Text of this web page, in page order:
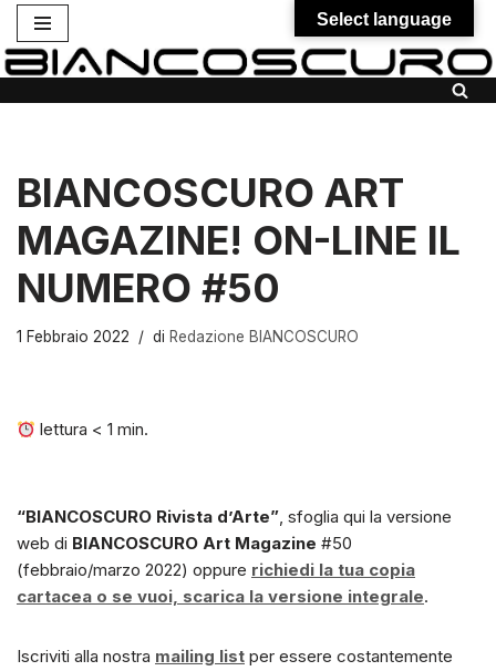
Vai
BIANCOSCURO ART
MAGAZINE! ON-LINE IL
NUMERO #50
1 Febbraio 2022 di Redazione BIANCOSCURO
lettura < 1 min.
“BIANCOSCURO Rivista d’Arte”, sfoglia qui la versione
web di BIANCOSCURO Art Magazine #50
(febbraio/marzo 2022) oppure richiedi la tua copia
cartacea o se vuoi, scarica la versione integrale.
Iscriviti alla nostra mailing list per essere costantemente
Select language